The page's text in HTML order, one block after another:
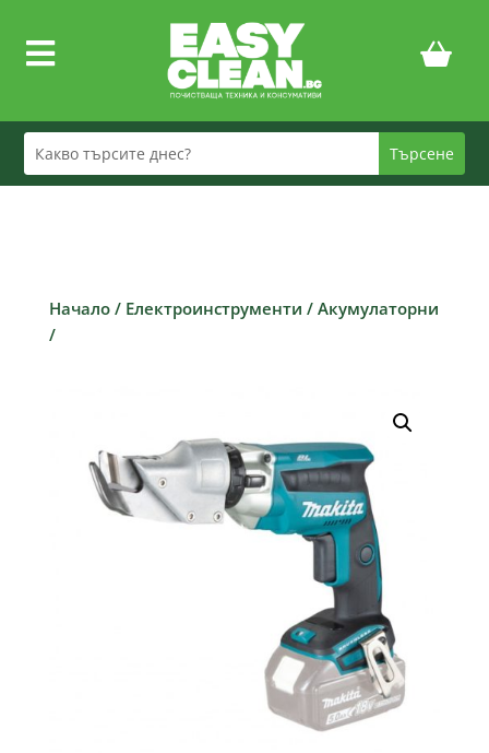

Начало/ Електроинструменти / Акумулаторни
/